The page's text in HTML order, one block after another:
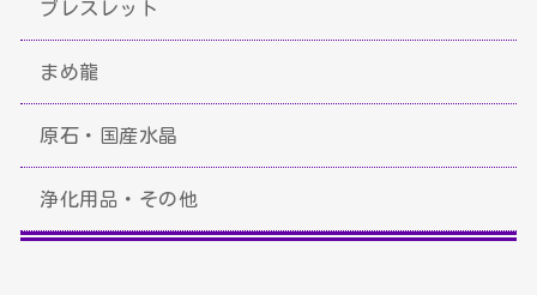
ブレスレット
まめ龍
原石・国産水晶
浄化用品・その他